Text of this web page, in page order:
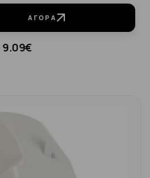
ΑΓΟΡΆ
9.09€